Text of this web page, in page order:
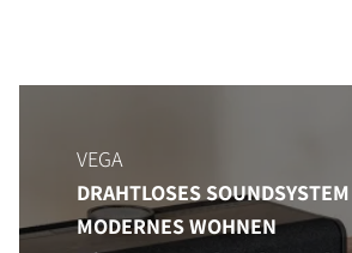
VEGA
DRAHTLOSES
MODERNES WOHNEN